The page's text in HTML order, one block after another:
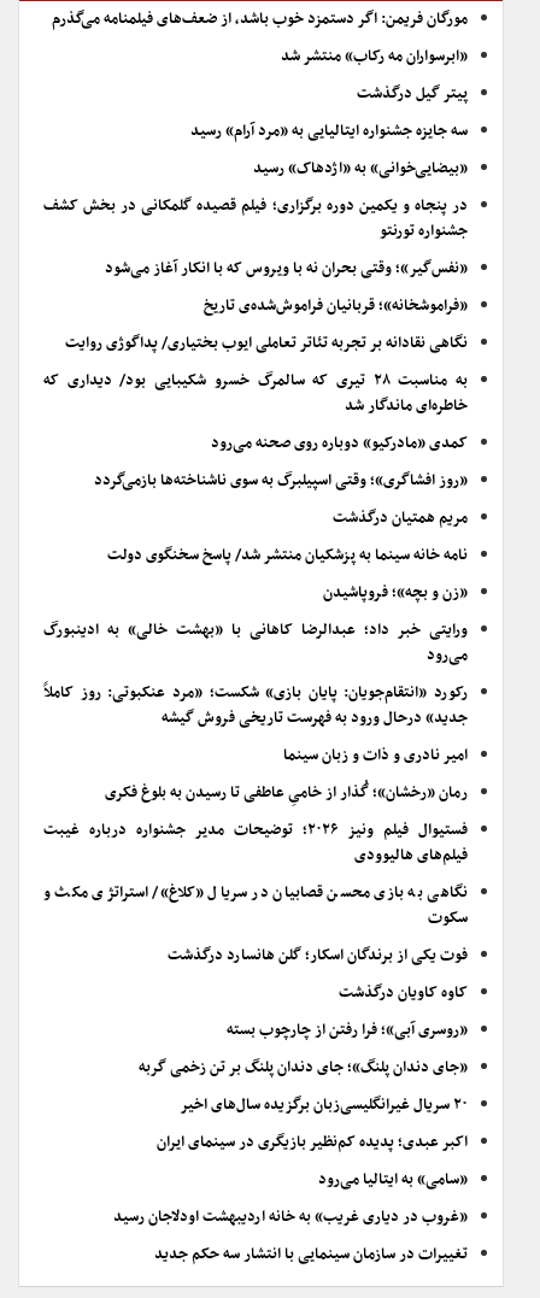
مورگان فریمن: اگر دستمزد خوب باشد، از ضعف‌های فیلمنامه می‌گذرم
«ابرسواران مه رکاب» منتشر شد
پیتر گیل درگذشت
سه جایزه جشنواره ایتالیایی به «مرد آرام» رسید
«بیضایی‌خوانی» به «اژدهاک» رسید
در پنجاه و یکمین دوره برگزاری؛ فیلم قصیده گلمکانی در بخش کشف
جشنواره تورنتو
«نفس‌گیر»؛ وقتی بحران نه با ویروس که با انکار آغاز می‌شود
«فراموشخانه»؛ قربانیان فراموش‌شده‌ی تاریخ
نگاهی نقادانه بر تجربه تئاتر تعاملی ایوب بختیاری/ پداگوژی روایت
به مناسبت ۲۸ تیری که سالمرگ خسرو شکیبایی بود/ دیداری که
خاطره‌ای ماندگار شد
کمدی «مادرکیو» دوباره روی صحنه می‌رود
«روز افشاگری»؛ وقتی اسپیلبرگ به سوی ناشناخته‌ها بازمی‌گردد
مریم همتیان درگذشت
نامه خانه سینما به پزشکیان منتشر شد/ پاسخ سخنگوی دولت
«زن و بچه»؛ فروپاشیدن
ورایتی خبر داد؛ عبدالرضا کاهانی با «بهشت خالی» به ادینبورگ
می‌رود
رکورد «انتقام‌جویان: پایان بازی» شکست؛ «مرد عنکبوتی: روز کاملاً
جدید» درحال ورود به فهرست تاریخی فروش گیشه
امیر نادری و ذات و زبان سینما
رمان «رخشان»؛ گُذار از خامیِ عاطفی تا رسیدن به بلوغ فکری
فستیوال فیلم ونیز ۲۰۲۶؛ توضیحات مدیر جشنواره درباره غیبت
فیلم‌های هالیوودی
نگاهی به بازی محسن قصابیان در سریال «کلاغ»/ استراتژی مکث و
سکوت
فوت یکی از برندگان اسکار؛ گلن هانسارد درگذشت
کاوه کاویان درگذشت
«روسری آبی»؛ فرا رفتن از چارچوب بسته
«جای دندان پلنگ»؛ جای دندان پلنگ بر تن زخمی گربه
۲۰ سریال غیرانگلیسی‌زبان برگزیده سال‌های اخیر
اکبر عبدی؛ پدیده کم‌نظیر بازیگری در سینمای ایران
«سامی» به ایتالیا می‌رود
«غروب در دیاری غریب» به خانه اردیبهشت اودلاجان رسید
تغییرات در سازمان سینمایی با انتشار سه حکم جدید